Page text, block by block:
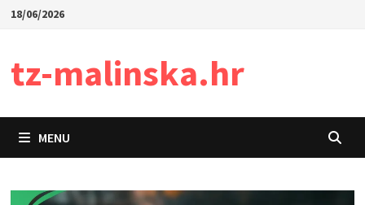
Skip18/06/2026
tz-malinska.hr
MENU